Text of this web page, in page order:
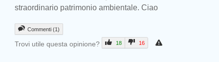
straordinario patrimonio ambientale. Ciao
Commenti (1)
Trovi utile questa opinione? 18 16